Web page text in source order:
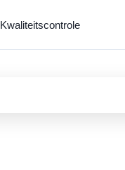
Kwaliteitscontrole